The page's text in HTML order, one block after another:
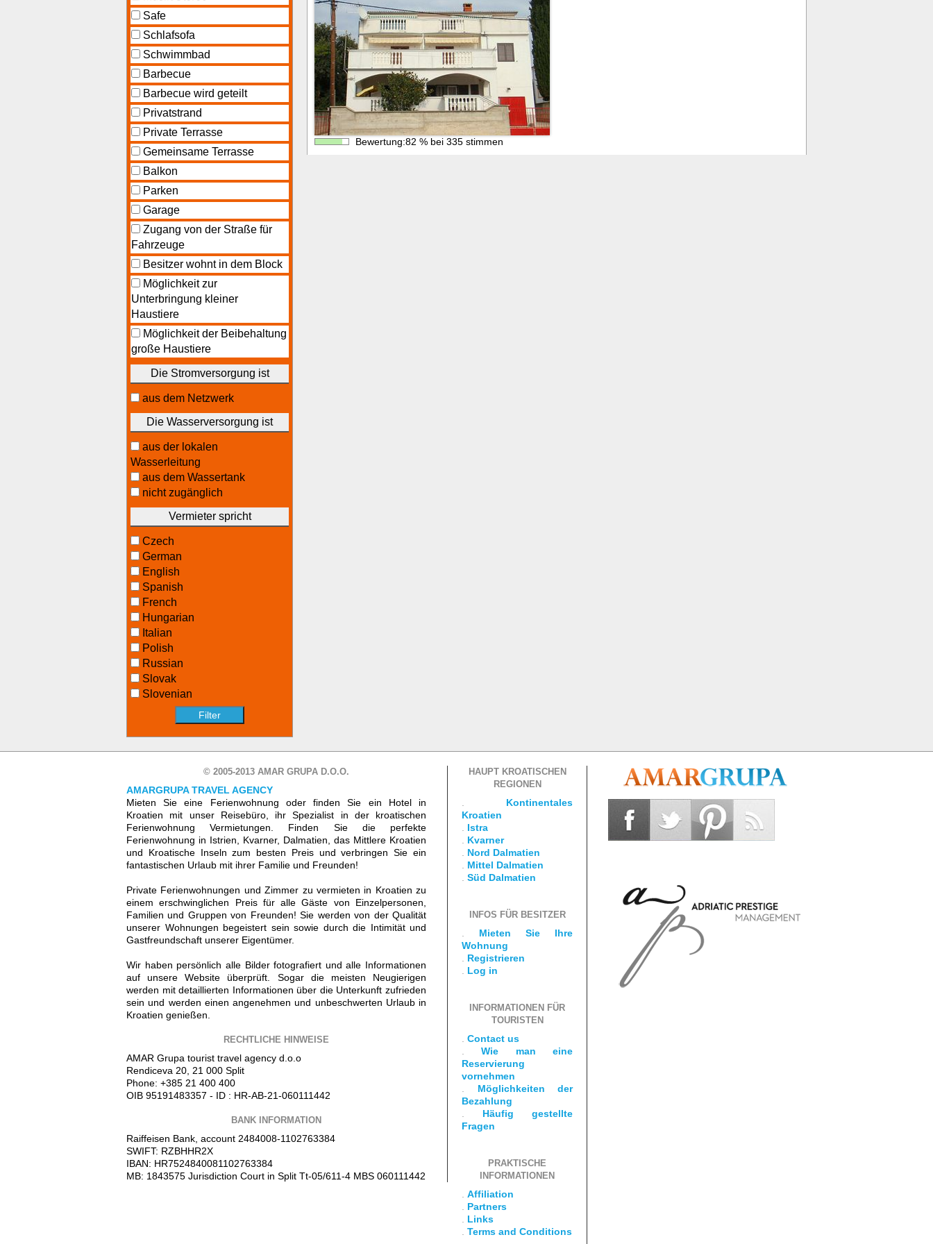
Safe
Schlafsofa
Schwimmbad
Barbecue
Barbecue wird geteilt
Privatstrand
Private Terrasse
Gemeinsame Terrasse
Balkon
Parken
Garage
Zugang von der Straße für
Fahrzeuge
Besitzer wohnt in dem Block
Möglichkeit zur
Unterbringung kleiner
Haustiere
Möglichkeit der Beibehaltung
große Haustiere
Die Stromversorgung ist
aus dem Netzwerk
Die Wasserversorgung ist
aus der lokalen
Wasserleitung
aus dem Wassertank
nicht zugänglich
Vermieter spricht
Czech
German
English
Spanish
French
Hungarian
Italian
Polish
Russian
Slovak
Slovenian
Bewertung:82 % bei 335 stimmen
© 2005-2013 AMAR GRUPA D.O.O.
AMARGRUPA TRAVEL AGENCY
Mieten Sie eine Ferienwohnung oder finden Sie ein Hotel in
Kroatien mit unser Reisebüro, ihr Spezialist in der kroatischen
Ferienwohnung Vermietungen. Finden Sie die perfekte
Ferienwohnung in Istrien, Kvarner, Dalmatien, das Mittlere Kroatien
und Kroatische Inseln zum besten Preis und verbringen Sie ein
fantastischen Urlaub mit ihrer Familie und Freunden!
Private Ferienwohnungen und Zimmer zu vermieten in Kroatien zu
einem erschwinglichen Preis für alle Gäste von Einzelpersonen,
Familien und Gruppen von Freunden! Sie werden von der Qualität
unserer Wohnungen begeistert sein sowie durch die Intimität und
Gastfreundschaft unserer Eigentümer.
Wir haben persönlich alle Bilder fotografiert und alle Informationen
auf unsere Website überprüft. Sogar die meisten Neugierigen
werden mit detaillierten Informationen über die Unterkunft zufrieden
sein und werden einen angenehmen und unbeschwerten Urlaub in
Kroatien genießen.
RECHTLICHE HINWEISE
AMAR Grupa tourist travel agency d.o.o
Rendiceva 20, 21 000 Split
Phone: +385 21 400 400
OIB 95191483357 - ID : HR-AB-21-060111442
BANK INFORMATION
Raiffeisen Bank, account 2484008-1102763384
SWIFT: RZBHHR2X
IBAN: HR7524840081102763384
MB: 1843575 Jurisdiction Court in Split Tt-05/611-4 MBS 060111442
HAUPT KROATISCHEN
REGIONEN
Kontinentales
Kroatien
Istra
Kvarner
Nord Dalmatien
Mittel Dalmatien
Süd Dalmatien
INFOS FÜR BESITZER
Mieten Sie Ihre
Wohnung
Registrieren
Log in
INFORMATIONEN FÜR
TOURISTEN
Contact us
.Wie man eine
Reservierung
vornehmen
Möglichkeiten der
Bezahlung
Häufig gestellte
Fragen
PRAKTISCHE
INFORMATIONEN
Affiliation
Partners
Links
Terms and Conditions